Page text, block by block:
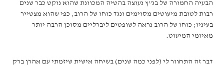
הבעיה החמורה של בג”ץ נעוצה בהטיה המכוונת שהוא נוקט כבר שנים
רבות לטובת מיעוטים מסוימים ונגד כוחו של הרוב, כפי שהוא מצטייר
בעיניו; כוחו של הרוב נראה לשופטים ליברליים מסוכן הרבה יותר
מאיומי המיעוט.
דבר זה התחוור לי (לפני כמה שנים) בשיחה אישית שיזמתי עם אהרן ברק